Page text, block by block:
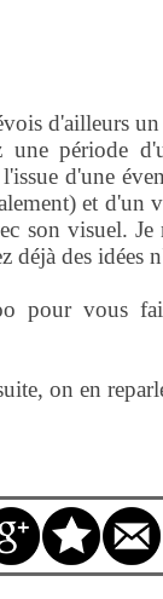
d'ailleurs
une période
d'une
et d'un
son visuel. Je
déjà des idées
pour vous
on en